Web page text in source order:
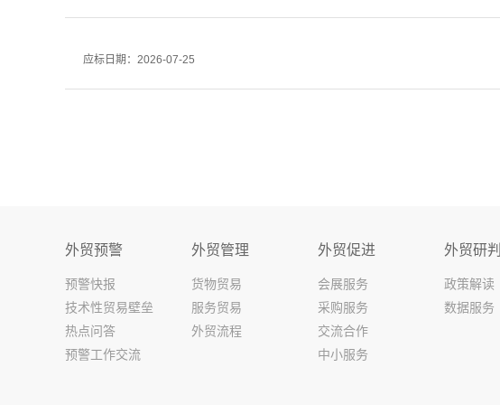
应标日期：2026-07-25
外贸预警
预警快报
技术性贸易壁垒
热点问答
预警工作交流
外贸管理
货物贸易
服务贸易
外贸流程
外贸促进
会展服务
采购服务
交流合作
中小服务
外贸研判
政策解读
数据服务